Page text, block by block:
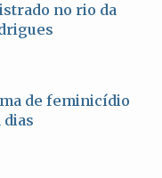
no rio da
de feminicídio
dias